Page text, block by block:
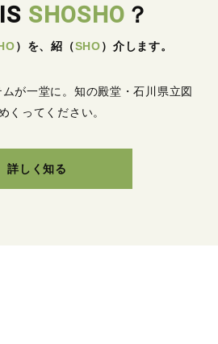
SHOSHO ？
） を、紹 （SHO） 介します。
が一堂に。 知の殿堂・石川県立図
くってください。
詳しく知る